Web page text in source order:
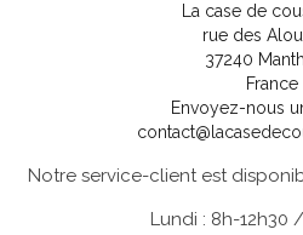
La case de
rue des
37240
France
Envoyez-nous
Notre service-client est
Lundi : 8h-12h30